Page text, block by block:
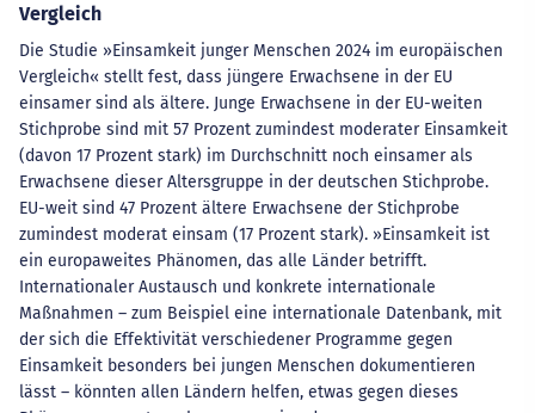
Vergleich
Die Studie »Einsamkeit junger Menschen 2024 im europäischen
Vergleich« stellt fest, dass jüngere Erwachsene in der EU
einsamer sind als ältere. Junge Erwachsene in der EU-weiten
Stichprobe sind mit 57 Prozent zumindest moderater Einsamkeit
(davon 17 Prozent stark) im Durchschnitt noch einsamer als
Erwachsene dieser Altersgruppe in der deutschen Stichprobe.
EU-weit sind 47 Prozent ältere Erwachsene der Stichprobe
zumindest moderat einsam (17 Prozent stark). »Einsamkeit ist
ein europaweites Phänomen, das alle Länder betrifft.
Internationaler Austausch und konkrete internationale
Maßnahmen – zum Beispiel eine internationale Datenbank, mit
der sich die Effektivität verschiedener Programme gegen
Einsamkeit besonders bei jungen Menschen dokumentieren
lässt – könnten allen Ländern helfen, etwas gegen dieses